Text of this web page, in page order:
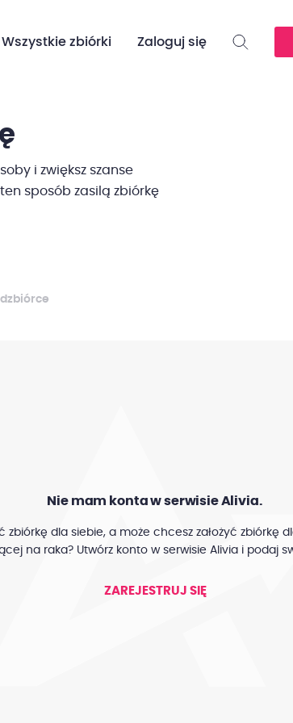
Wszystkie zbiórki Zaloguj się
i zwiększ szanse
sposób zasilą zbiórkę
Nie mam konta w serwisie Alivia.
zbiórkę dla siebie, a może chcesz założyć zbiórkę
na raka? Utwórz konto w serwisie Alivia i podaj
ZAREJESTRUJ SIĘ